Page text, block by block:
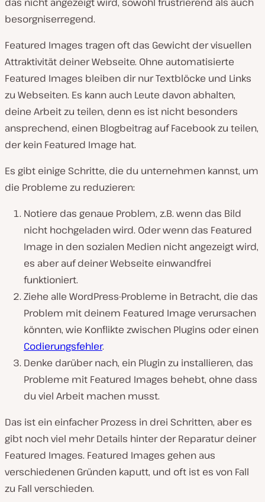
besorgniserregend.
Featured Images tragen oft das Gewicht der visuellen
Attraktivität deiner Webseite. Ohne automatisierte
Featured Images bleiben dir nur Textblöcke und Links
zu Webseiten. Es kann auch Leute davon abhalten,
deine Arbeit zu teilen, denn es ist nicht besonders
ansprechend, einen Blogbeitrag auf Facebook zu teilen,
der kein Featured Image hat.
Es gibt einige Schritte, die du unternehmen kannst, um
die Probleme zu reduzieren:
Notiere das genaue Problem, z.B. wenn das Bild
nicht hochgeladen wird. Oder wenn das Featured
Image in den sozialen Medien nicht angezeigt wird,
es aber auf deiner Webseite einwandfrei
funktioniert.
Ziehe alle WordPress-Probleme in Betracht, die das
Problem mit deinem Featured Image verursachen
könnten, wie Konflikte zwischen Plugins oder einen
Codierungsfehler.
Denke darüber nach, ein Plugin zu installieren, das
Probleme mit Featured Images behebt, ohne dass
du viel Arbeit machen musst.
Das ist ein einfacher Prozess in drei Schritten, aber es
gibt noch viel mehr Details hinter der Reparatur deiner
Featured Images. Featured Images gehen aus
verschiedenen Gründen kaputt, und oft ist es von Fall
zu Fall verschieden.